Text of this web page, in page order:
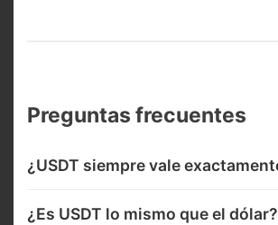
Preguntas frecuentes
¿USDT siempre vale
¿Es USDT lo mismo que el dólar?